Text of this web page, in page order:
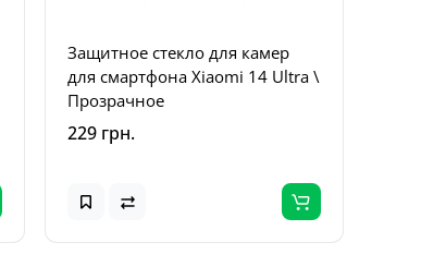
Защитное стекло для камер
для смартфона Xiaomi 14 Ultra \
Прозрачное
229 грн.